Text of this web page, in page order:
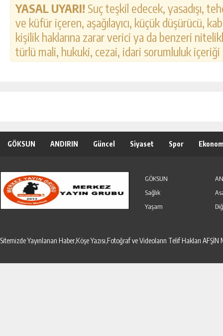
YASAL UYARI! Suç teşkil edecek, yasadışı,
ve küfür içeren, aşağılayıcı, küçük düşürücü,
kişilik haklarına zarar verici ya da benzeri
türlü mali, hukuki, cezai, idari sorumluluk
GÖKSUN ANDIRIN Güncel Siyaset Spor
GÖKSUN
Sağlık
Yaşam
Sitemizde Yayınlanan Haber,Köşe Yazısı,Fotoğraf ve Videoların Telif Hakları